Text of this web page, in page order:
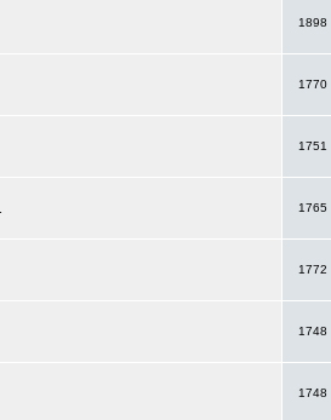
1898
1770
1751
1765
1772
1748
1748